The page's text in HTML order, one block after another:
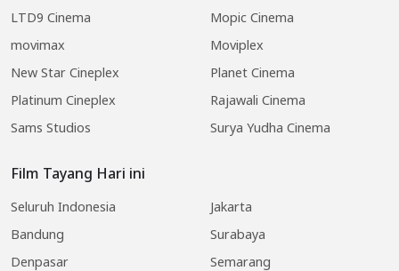
LTD9 Cinema
Mopic Cinema
movimax
Moviplex
New Star Cineplex
Planet Cinema
Platinum Cineplex
Rajawali Cinema
Sams Studios
Surya Yudha Cinema
Film Tayang Hari ini
Seluruh Indonesia
Jakarta
Bandung
Surabaya
Denpasar
Semarang